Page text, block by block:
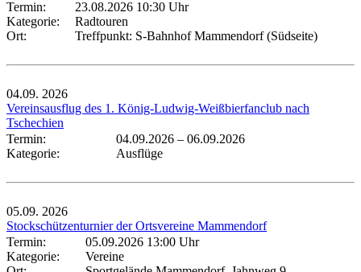
Termin:
23.08.2026 10:30 Uhr
Kategorie:
Radtouren
Ort:
Treffpunkt: S-Bahnhof Mammendorf (Südseite)
04.09. 2026
Vereinsausflug des 1. König-Ludwig-Weißbierfanclub nach
Tschechien
Termin:
04.09.2026 – 06.09.2026
Kategorie:
Ausflüge
05.09. 2026
Stockschützenturnier der Ortsvereine Mammendorf
Termin:
05.09.2026 13:00 Uhr
Kategorie:
Vereine